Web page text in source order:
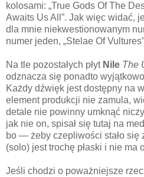
kolosami: „True Gods Of The
Awaits Us All”. Jak więc widać,
dla mnie niekwestionowanym
numer jeden, „Stelae Of
Na tle pozostałych płyt Nile The
odznacza się ponadto
Każdy dźwięk jest dostępny na
element produkcji nie zamula,
detale nie powinny umknąć
jak nie on, spisał się tutaj na
bo — żeby czepliwości stało
(solo) jest trochę płaski i nie ma
Jeśli chodzi o poważniejsze